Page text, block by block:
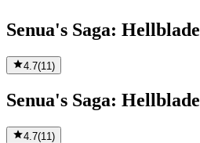
Senua's Saga:
4.7(11)
Senua's Saga:
4.7(11 )